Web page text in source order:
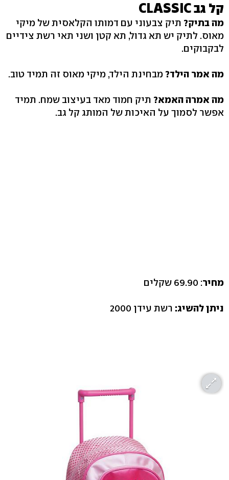
קל גב CLASSIC
מה בתיק? תיק צבעוני עם דמותו הקלאסית של מיקי
מאוס. לתיק יש תא גדול, תא קטן ושני תאי רשת צידיים
לבקבוקים.
מה אמר הילד? מבחינת הילד, מיקי מאוס זה תמיד טוב.
מה אמרה האמא? תיק חמוד מאד בעיצוב שמח. תמיד
אפשר לסמוך על האיכות של המותג קל גב.
מחיר: 69.90 שקלים
ניתן להשיג: רשת עידן 2000